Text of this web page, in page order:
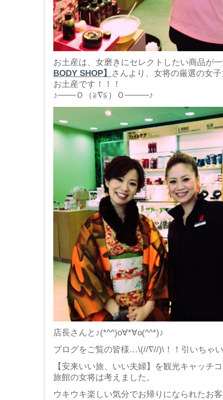
お土産は、女磨きにセレクトしたい商品が
BODY SHOP】
さんより、女将の厳選の女
お土産です！！！
♪───Ｏ（≧∇≦）Ｏ────♪
店長さんと♪(*^^)o∀*∀o(^^*)♪
ブログをご覧の皆様…\(//∇//)\！！引いちゃ
【安来いい旅、いい夫婦】を観光キャッチ
旅館の女将は考えました。
ウキウキ楽しい気分でお帰りになられたお